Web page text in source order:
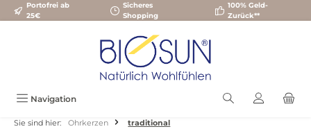
Zum Hauptinhalt springen
Portofrei ab
25€
Sicheres
Shopping
100% Geld-
Zurück**
Navigation
Sie sind hier: Ohrkerzen traditional